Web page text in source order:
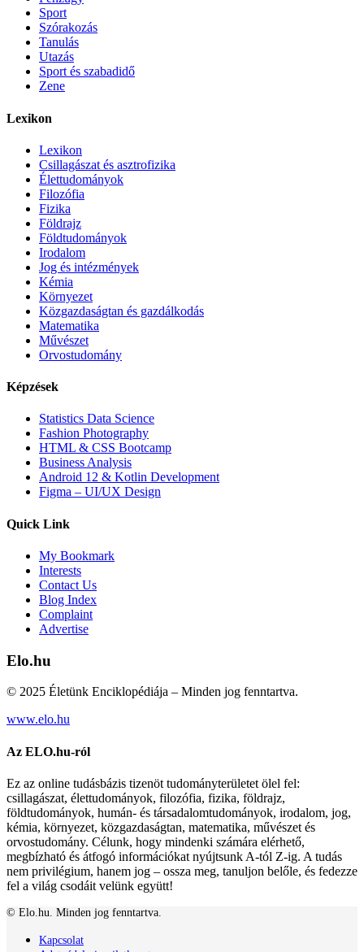
Sport
Szórakozás
Tanulás
Utazás
Sport és szabadidő
Zene
Lexikon
Lexikon
Csillagászat és asztrofizika
Élettudományok
Filozófia
Fizika
Földrajz
Földtudományok
Irodalom
Jog és intézmények
Kémia
Környezet
Közgazdaságtan és gazdálkodás
Matematika
Művészet
Orvostudomány
Képzések
Statistics Data Science
Fashion Photography
HTML & CSS Bootcamp
Business Analysis
Android 12 & Kotlin Development
Figma – UI/UX Design
Quick Link
My Bookmark
Interests
Contact Us
Blog Index
Complaint
Advertise
Elo.hu
© 2025 Életünk Enciklopédiája – Minden jog fenntartva.
www.elo.hu
Az ELO.hu-ról
Ez az online tudásbázis tizenöt tudományterületet ölel fel:
csillagászat, élettudományok, filozófia, fizika, földrajz,
földtudományok, humán- és társadalomtudományok, irodalom, jog,
kémia, környezet, közgazdaságtan, matematika, művészet és
orvostudomány. Célunk, hogy mindenki számára elérhető,
megbízható és átfogó információkat nyújtsunk A-tól Z-ig. A tudás
nem privilégium, hanem jog – ossza meg, tanuljon belőle, és fedezze
fel a világ csodáit velünk együtt!
© Elo.hu. Minden jog fenntartva.
Kapcsolat